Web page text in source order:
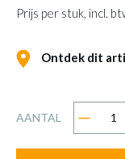
Prijs per stuk, incl.
Ontdek dit
AANTAL